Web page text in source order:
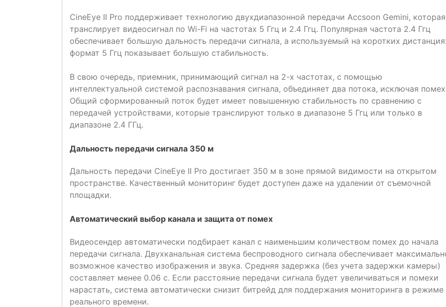
CineEye II Pro поддерживает технологию двухдиапазонной передачи Accsoon Gemini, которая
транслирует видеосигнал по Wi-Fi на частотах 5 Ггц и 2.4 Ггц. Популярная частота 2.4 Ггц
обеспечивает большую дальность передачи сигнала, а используемый на коротких
формат 5 Ггц показывает большую стабильность.
В свою очередь, приемник, принимающий сигнал на 2-х частотах, с помощью
интеллектуальной системой распознавания сигнала, объединяет два потока, исключая
Общий сформированный поток будет имеет повышенную стабильность по сравнению с
передачей устройствами, которые транслируют только в диапазоне 5 Ггц или только в
диапазоне 2.4 ГГц.
Дальность передачи сигнала 350 м
Дальность передачи CineEye II Pro достигает 350 м в зоне прямой видимости на открытом
пространстве. Качественный мониторинг будет доступен даже на удалении от съемочной
площадки.
Автоматический выбор канала и защита от помех
Видеосендер автоматически подбирает канал с наименьшим количеством помех до начала
передачи сигнала. Двухканальная система беспроводного сигнала обеспечивает
возможное качество изображения и звука. Средняя задержка (без учета задержки камеры)
составляет менее 0.06 с. Если расстояние передачи сигнала будет увеличиваться и помехи
нарастать, система автоматически снизит битрейд для поддержания мониторинга в режиме
реального времени.